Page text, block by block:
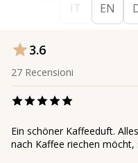
IT EN
3.6
27 Recensioni
Ein schöner Kaffeeduft.
nach Kaffee riechen